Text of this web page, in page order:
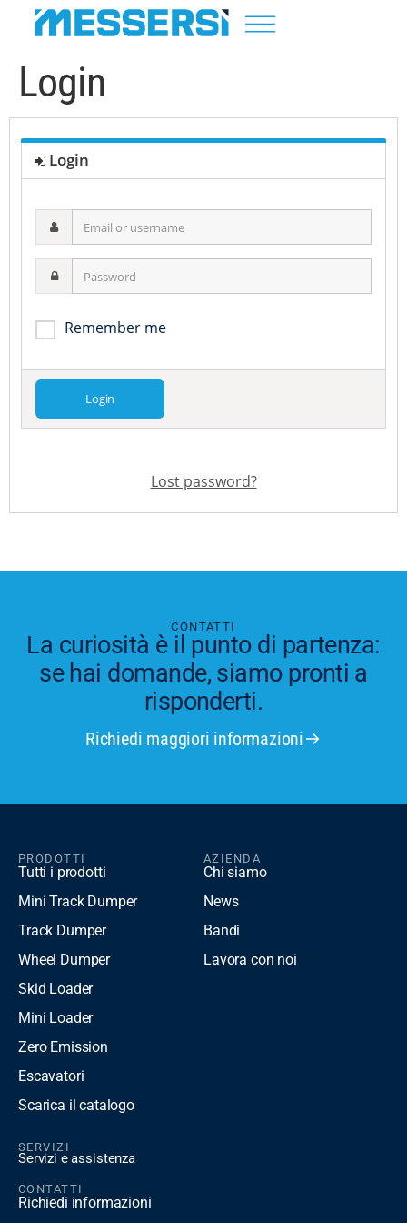
Login
Login
Email
username
Password
Remember me
Lost password?
CONTATTI
La curiosità è il punto di partenza:
se hai domande, siamo pronti a
risponderti.
Richiedi maggiori informazioni
PRODOTTI
Tutti i prodotti
Mini Track Dumper
Track Dumper
Wheel Dumper
Skid Loader
Mini Loader
Zero Emission
Escavatori
Scarica il catalogo
AZIENDA
Chi siamo
News
Bandi
Lavora con noi
SERVIZI
Servizi e assistenza
CONTATTI
Richiedi informazioni